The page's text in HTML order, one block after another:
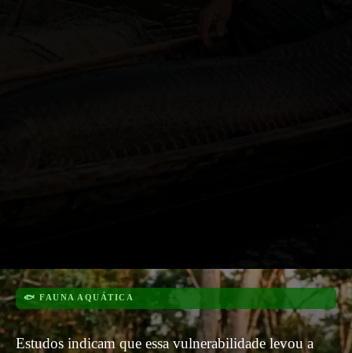
🐟 FAUNA AQUÁTICA
Estudos indicam que essa vulnerabilidade levou a